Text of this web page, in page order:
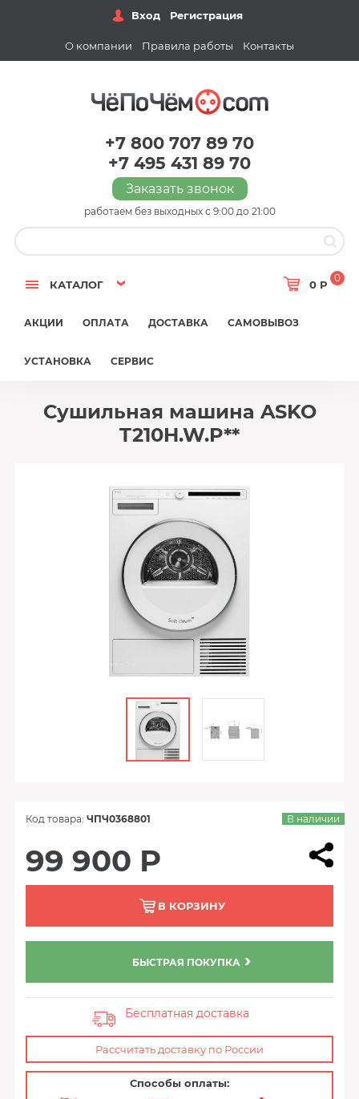
Вход Регистрация
О компании Правила работы Контакты
+7 800 707 89 70
+7 495 431 89 70
Заказать звонок
работаем без выходных с 9:00 до 21:00
КАТАЛОГ 0 Р
0
АКЦИИ ОПЛАТА ДОСТАВКА САМОВЫВОЗ
УСТАНОВКА СЕРВИС
Сушильная машина ASKO
T210H.W.P**
Код товара: ЧПЧ0368801 В наличии
99 900 Р
В КОРЗИНУ
БЫСТРАЯ ПОКУПКА
Бесплатная доставка
Рассчитать доставку по России
Способы оплаты: